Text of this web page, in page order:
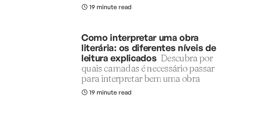
19 minute read
Como interpretar uma obra
literária: os diferentes níveis de
leitura explicados Descubra por
quais camadas é necessário passar
para interpretar bem uma obra
19 minute read